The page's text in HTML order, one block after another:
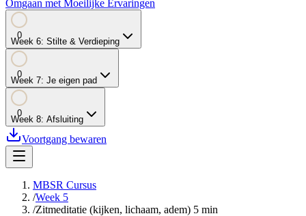
Omgaan met Moeilijke Ervaringen
0
Week 6: Stilte & Verdieping
0
Week 7: Je eigen pad
0
Week 8: Afsluiting
Voortgang bewaren
MBSR Cursus
/Week 5
/Zitmeditatie (kijken, lichaam, adem) 5 min